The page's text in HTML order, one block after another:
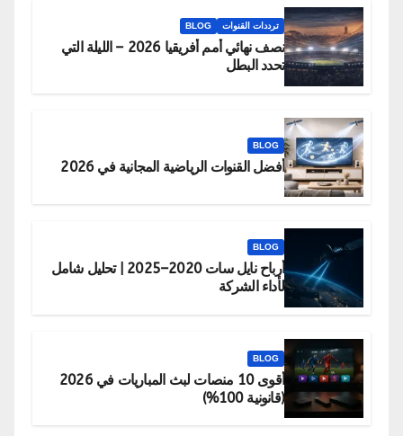
ترددات القنوات BLOG
نصف نهائي أمم أفريقيا 2026 – الليلة التي
تحدد البطل
BLOG
أفضل القنوات الرياضية المجانية في 2026
BLOG
أرباح نايل سات 2020–2025 | تحليل شامل
لأداء الشركة
BLOG
أقوى 10 منصات لبث المباريات في 2026
(قانونية 100%)